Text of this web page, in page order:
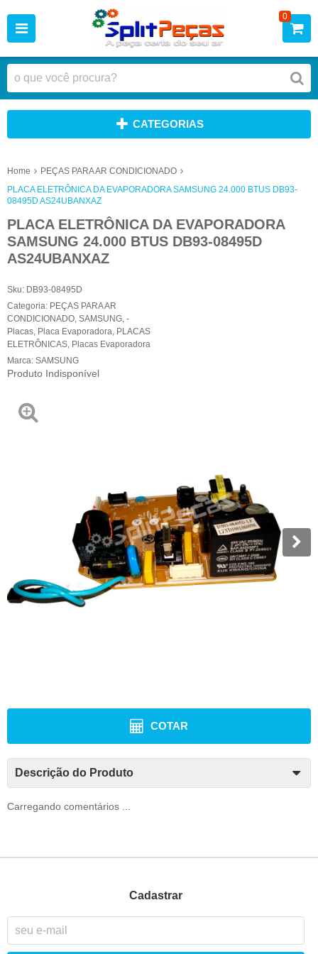
0
CATEGORIAS
Home
PEÇAS PARA AR CONDICIONADO
PLACA ELETRÔNICA DA EVAPORADORA SAMSUNG 24.000 BTUS DB93-
08495D AS24UBANXAZ
PLACA ELETRÔNICA DA EVAPORADORA
SAMSUNG 24.000 BTUS DB93-08495D
AS24UBANXAZ
Sku: DB93-08495D
Categoria: PEÇAS PARA AR
CONDICIONADO SAMSUNG -
Placas Placa Evaporadora PLACAS
ELETRÔNICAS Placas Evaporadora
Marca: SAMSUNG
Produto Indisponível
COTAR
Descrição do Produto
Carregando comentários ...
Cadastrar